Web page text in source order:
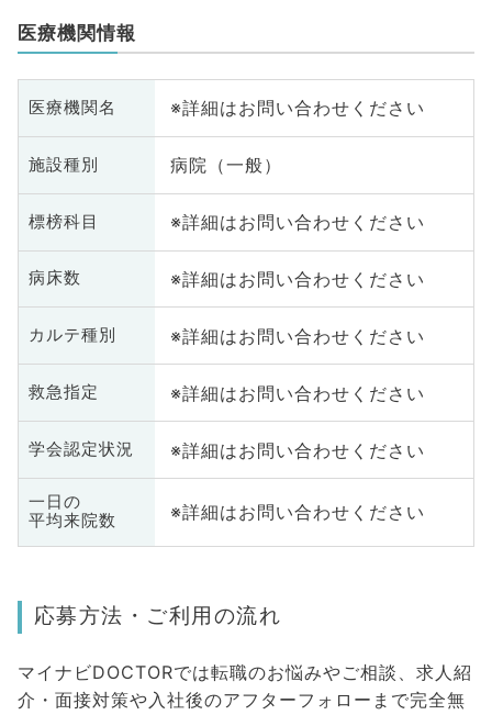
医療機関情報
医療機関名 ※詳細はお問い合わせください
施設種別 病院（一般）
標榜科目 ※詳細はお問い合わせください
病床数 ※詳細はお問い合わせください
カルテ種別 ※詳細はお問い合わせください
救急指定 ※詳細はお問い合わせください
学会認定状況 ※詳細はお問い合わせください
一日の
平均来院数
※詳細はお問い合わせください
応募方法・ご利用の流れ
マイナビDOCTORでは転職のお悩みやご相談、求人紹
介・面接対策や入社後のアフターフォローまで完全無